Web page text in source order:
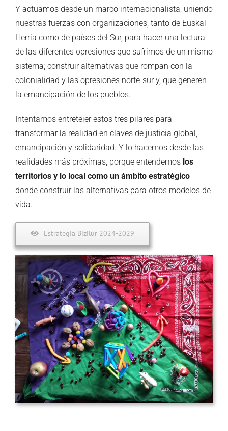
Y actuamos desde un marco internacionalista, uniendo
nuestras fuerzas con organizaciones, tanto de Euskal
Herria como de países del Sur, para hacer una lectura
de las diferentes opresiones que sufrimos de un mismo
sistema; construir alternativas que rompan con la
colonialidad y las opresiones norte-sur y, que generen
la emancipación de los pueblos.
Intentamos entretejer estos tres pilares para
transformar la realidad en claves de justicia global,
emancipación y solidaridad. Y lo hacemos desde las
realidades más próximas, porque entendemos los
territorios y lo local como un ámbito estratégico
donde construir las alternativas para otros modelos de
vida.
Estrategia Bizilur 2024-2029